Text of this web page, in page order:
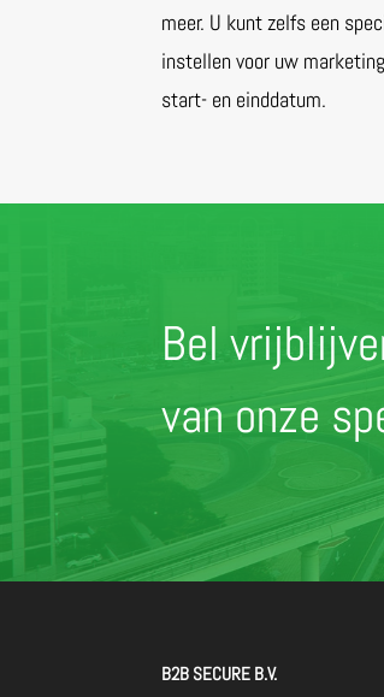
meer. U kunt zelfs een
instellen voor uw
start- en einddatum.
Bel
van onze
B2B SECURE B.V.